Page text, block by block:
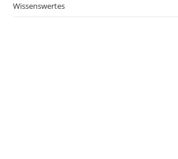
Wissenswertes